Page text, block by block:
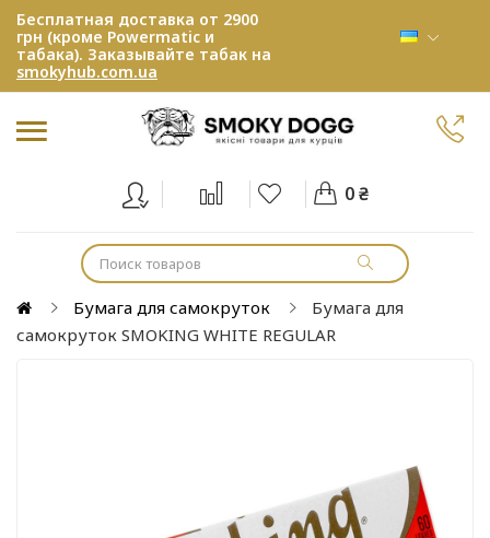
Бесплатная доставка от 2900
грн (кроме Powermatic и
табака). Заказывайте табак на
smokyhub.com.ua
0 ₴
Бумага для самокруток
Бумага для
самокруток SMOKING WHITE REGULAR